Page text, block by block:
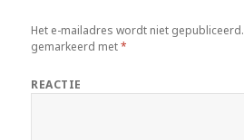
Het e-mailadres wordt niet gepubliceerd.
gemarkeerd met*
REACTIE